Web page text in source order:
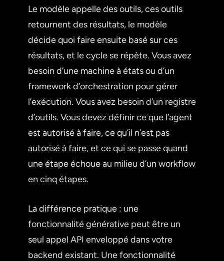
Le modèle appelle des outils, ces outils
retournent des résultats, le modèle
décide quoi faire ensuite basé sur ces
résultats, et le cycle se répète. Vous avez
besoin d’une machine à états ou d’un
framework d’orchestration pour gérer
l’exécution. Vous avez besoin d’un registre
d’outils. Vous devez définir ce que l’agent
est autorisé à faire, ce qu’il n’est pas
autorisé à faire, et ce qui se passe quand
une étape échoue au milieu d’un workflow
en cinq étapes.
La différence pratique : une
fonctionnalité générative peut être un
seul appel API enveloppé dans votre
backend existant. Une fonctionnalité